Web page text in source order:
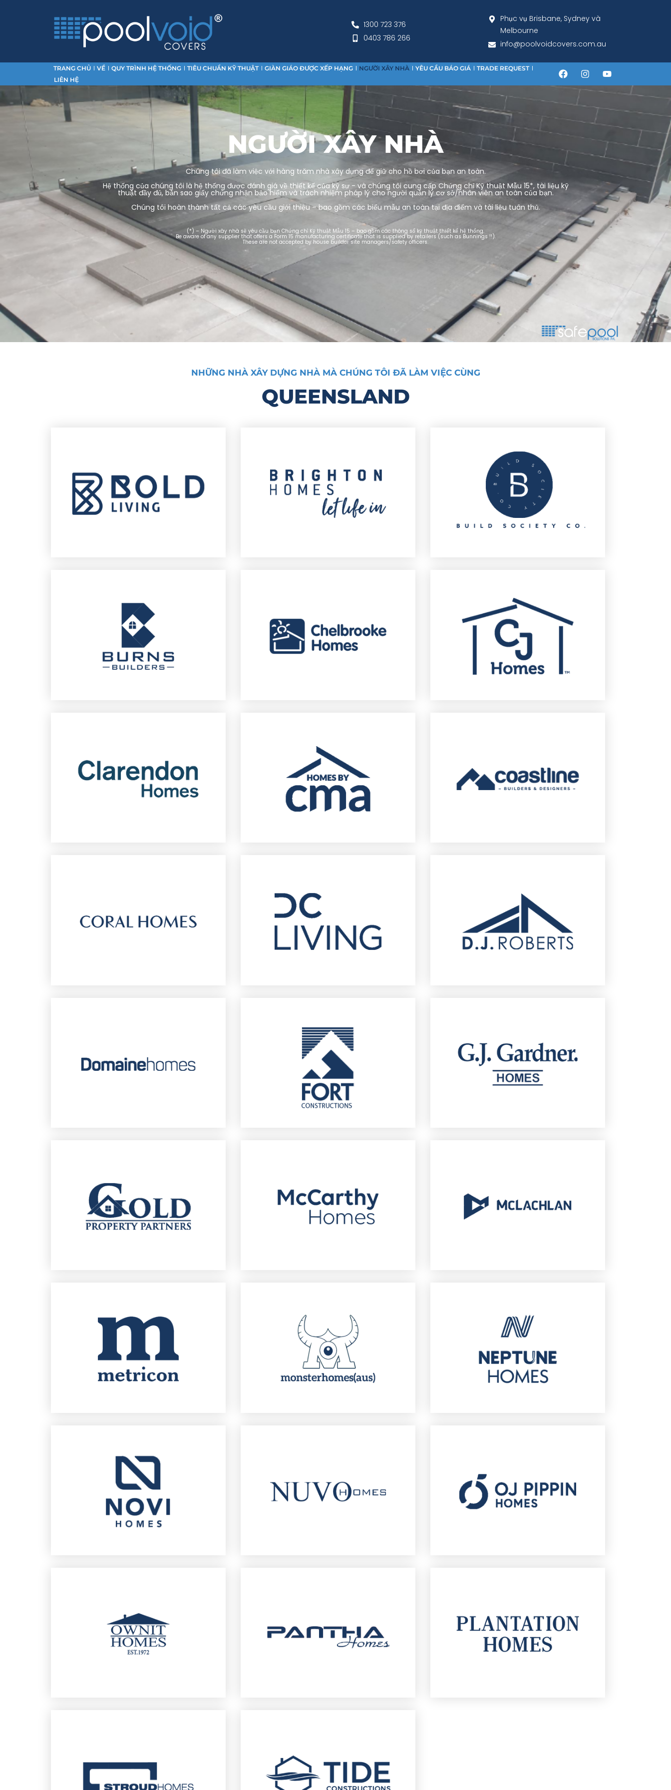
1300 723 376
0403 786 266
Phục vụ Brisbane, Sydney và
Melbourne
info@poolvoidcovers.com.au
TRANG CHỦ VỀ QUY TRÌNH HỆ THỐNG TIÊU CHUẨN KỸ THUẬT GIÀN GIÁO ĐƯỢC XẾP HẠNG NGƯỜI XÂY NHÀ YÊU CẦU BÁO GIÁ
TRADE REQUEST
LIÊN HỆ
NGƯỜI XÂY NHÀ
Chúng tôi đã làm việc với hàng trăm nhà xây dựng để giữ cho hồ bơi của bạn an toàn.
Hệ thống của chúng tôi là hệ thống được đánh giá về thiết kế của kỹ sư - và chúng tôi cung cấp Chứng chỉ Kỹ thuật Mẫu 15*, tài liệu kỹ
thuật đầy đủ, bản sao giấy chứng nhận bảo hiểm và trách nhiệm pháp lý cho người quản lý cơ sở/nhân viên an toàn của bạn.
Chúng tôi hoàn thành tất cả các yêu cầu giới thiệu – bao gồm các biểu mẫu an toàn tại địa điểm và tài liệu tuân thủ.
(*) – Người xây nhà sẽ yêu cầu bạn Chứng chỉ Kỹ thuật Mẫu 15 – bao gồm các thông số kỹ thuật thiết kế hệ thống.
Be aware of any supplier that offers a Form 15 manufacturing certificate that is supplied by retailers (such as Bunnings !!).
These are not accepted by house builder site managers/safety officers.
NHỮNG NHÀ XÂY DỰNG NHÀ MÀ CHÚNG TÔI ĐÃ LÀM VIỆC CÙNG
QUEENSLAND